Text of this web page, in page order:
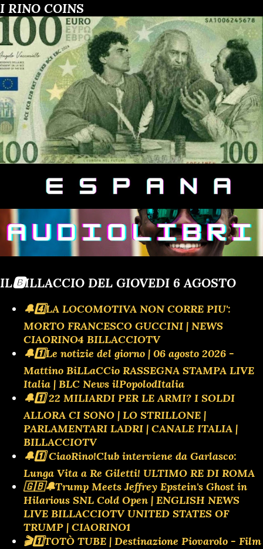
I RINO COINS
IL🅱️ILLACCIO DEL GIOVEDI 6 AGOSTO
🔔4️⃣LA LOCOMOTIVA NON CORRE PIU':
MORTO FRANCESCO GUCCINI | NEWS
CIAORINO4 BILLACCIOTV
🔔1️⃣Le notizie del giorno | 06 agosto 2026 -
Mattino BiLLaCCio RASSEGNA STAMPA LIVE
Italia | BLC News ilPopolodItalia
🔔1️⃣ 22 MILIARDI PER LE ARMI? I SOLDI
ALLORA CI SONO | LO STRILLONE |
PARLAMENTARI LADRI | CANALE ITALIA |
BILLACCIOTV
🔔1️⃣ CiaoRino!Club interviene da Garlasco:
Lunga Vita a Re Giletti! ULTIMO RE DI ROMA
🇬🇧🔔Trump Meets Jeffrey Epstein's Ghost in
Hilarious SNL Cold Open | ENGLISH NEWS
LIVE BILLACCIOTV UNITED STATES OF
TRUMP | CIAORINO1
🎬1️⃣TOTÒ TUBE | Destinazione Piovarolo - Film